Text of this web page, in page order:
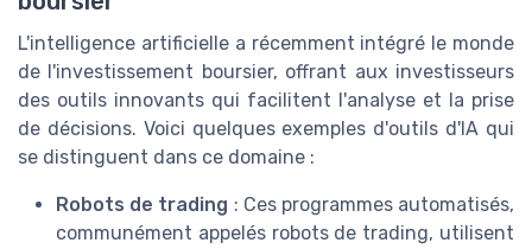
L'intelligence artificielle a récemment intégré le monde
de l'investissement boursier, offrant aux investisseurs
des outils innovants qui facilitent l'analyse et la prise
de décisions. Voici quelques exemples d'outils d'IA qui
se distinguent dans ce domaine :
Robots de trading : Ces programmes automatisés,
communément appelés robots de trading, utilisent